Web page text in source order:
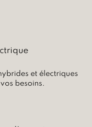
et électriques
besoins.